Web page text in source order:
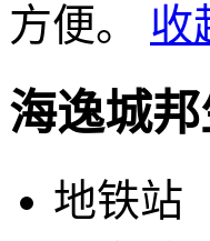
方便。 收
海逸城
地铁站